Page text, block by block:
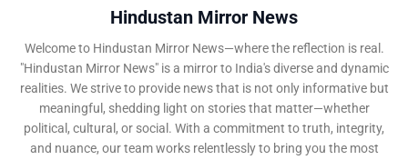
Hindustan Mirror News
Welcome to Hindustan Mirror News—where the reflection is real.
"Hindustan Mirror News" is a mirror to India's diverse and dynamic
realities. We strive to provide news that is not only informative but
meaningful, shedding light on stories that matter—whether
political, cultural, or social. With a commitment to truth, integrity,
and nuance, our team works relentlessly to bring you the most